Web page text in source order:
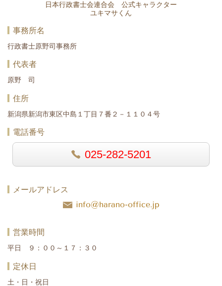
日本行政書士会連合会 公式キャラクター
ユキマサくん
事務所名
行政書士原野司事務所
代表者
原野 司
住所
新潟県新潟市東区中島１丁目７番２－１１０４号
電話番号
025-282-5201
メールアドレス
info@harano-office.jp
営業時間
平日 ９：００～１７：３０
定休日
土・日・祝日